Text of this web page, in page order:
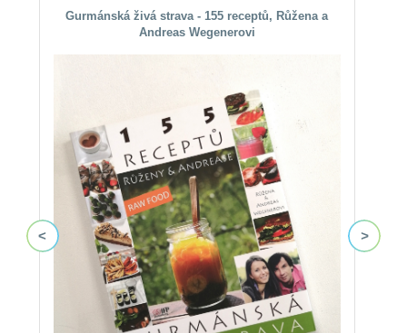
Gurmánská živá strava - 155 receptů, Růžena a
Andreas Wegenerovi